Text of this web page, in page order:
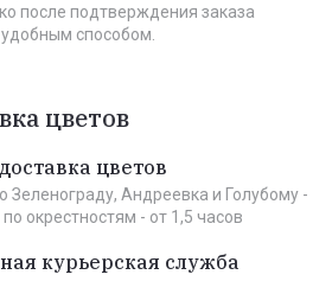
после подтверждения заказа
удобным способом.
цветов
цветов
Зеленограду, Андреевка и Голубому -
окрестностям - от 1,5 часов
курьерская служба